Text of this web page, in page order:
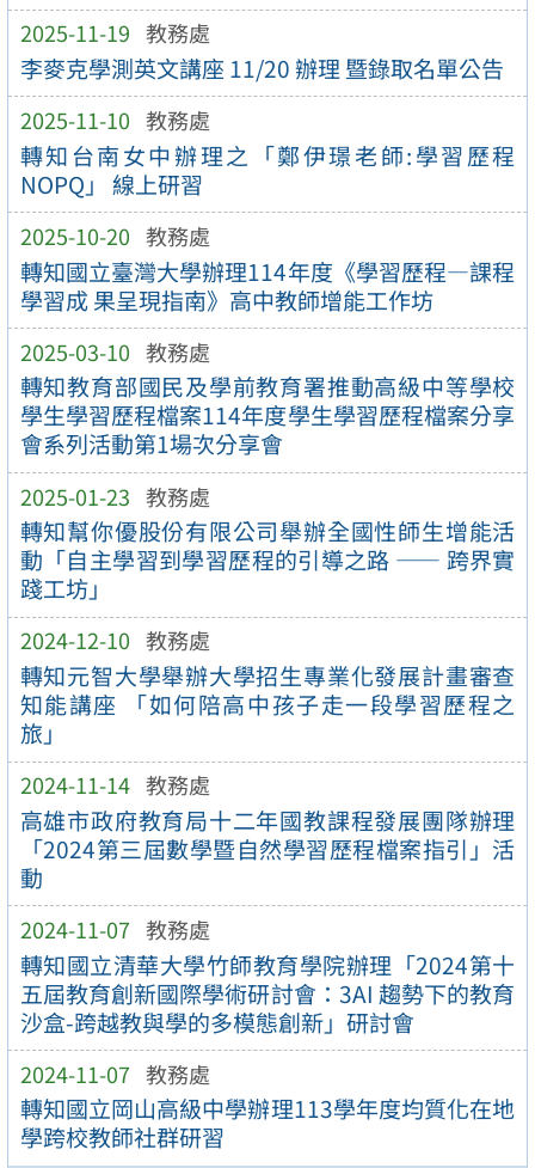
2025-11-19 教務處
李麥克學測英文講座 11/20 辦理 暨錄取名單公告
2025-11-10 教務處
轉知台南女中辦理之「鄭伊璟老師:學習歷程
NOPQ」 線上研習
2025-10-20 教務處
轉知國立臺灣大學辦理114年度《學習歷程—課程
學習成 果呈現指南》高中教師增能工作坊
2025-03-10 教務處
轉知教育部國民及學前教育署推動高級中等學校
學生學習歷程檔案114年度學生學習歷程檔案分享
會系列活動第1場次分享會
2025-01-23 教務處
轉知幫你優股份有限公司舉辦全國性師生增能活
動「自主學習到學習歷程的引導之路 —— 跨界實
踐工坊」
2024-12-10 教務處
轉知元智大學舉辦大學招生專業化發展計畫審查
知能講座 「如何陪高中孩子走一段學習歷程之
旅」
2024-11-14 教務處
高雄市政府教育局十二年國教課程發展團隊辦理
「2024第三屆數學暨自然學習歷程檔案指引」活
動
2024-11-07 教務處
轉知國立清華大學竹師教育學院辦理「2024第十
五屆教育創新國際學術研討會：3AI 趨勢下的教育
沙盒-跨越教與學的多模態創新」研討會
2024-11-07 教務處
轉知國立岡山高級中學辦理113學年度均質化在地
學跨校教師社群研習